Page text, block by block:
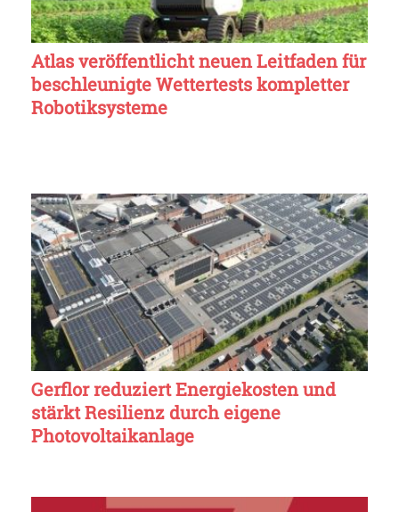
Atlas veröffentlicht neuen Leitfaden für
beschleunigte Wettertests kompletter
Robotiksysteme
Gerflor reduziert Energiekosten und
stärkt Resilienz durch eigene
Photovoltaikanlage